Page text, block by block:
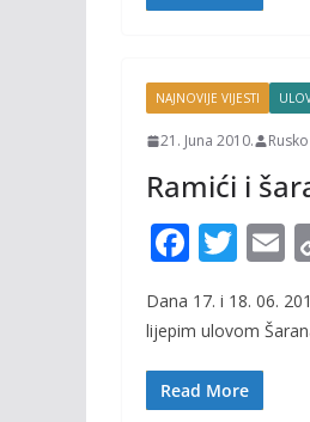
k
NAJNOVIJE VIJESTI
21. Juna 2010. Rusko
Ramići i
F
e
b
o
T
itt
er
E
Dana 17. i 18. 06.
lijepim ulovom
Read More